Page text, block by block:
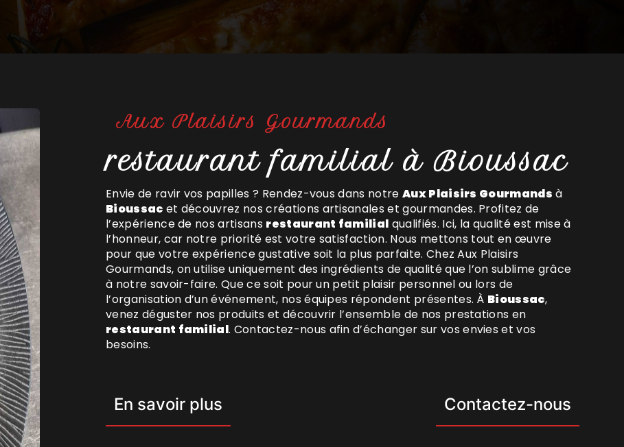
Aux Plaisirs Gourmands
restaurant familial à Bioussac
Envie de ravir vos papilles ? Rendez-vous dans notre Aux Plaisirs Gourmands à
Bioussac et découvrez nos créations artisanales et gourmandes. Profitez de
l’expérience de nos artisans restaurant familial qualifiés. Ici, la qualité est mise à
l’honneur, car notre priorité est votre satisfaction. Nous mettons tout en œuvre
pour que votre expérience gustative soit la plus parfaite. Chez Aux Plaisirs
Gourmands, on utilise uniquement des ingrédients de qualité que l’on sublime grâce
à notre savoir-faire. Que ce soit pour un petit plaisir personnel ou lors de
l’organisation d’un événement, nos équipes répondent présentes. À Bioussac,
venez déguster nos produits et découvrir l’ensemble de nos prestations en
restaurant familial. Contactez-nous afin d’échanger sur vos envies et vos
besoins.
En savoir plus Contactez-nous